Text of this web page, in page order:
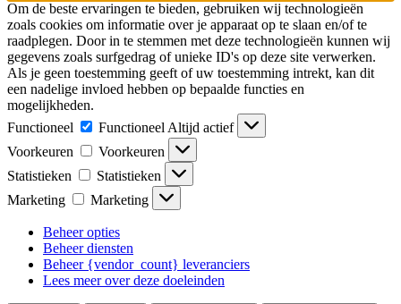
Om de beste ervaringen te bieden, gebruiken wij technologieën
zoals cookies om informatie over je apparaat op te slaan en/of te
raadplegen. Door in te stemmen met deze technologieën kunnen wij
gegevens zoals surfgedrag of unieke ID's op deze site verwerken.
Als je geen toestemming geeft of uw toestemming intrekt, kan dit
een nadelige invloed hebben op bepaalde functies en
mogelijkheden.
Functioneel
Functioneel Altijd actief
Voorkeuren
Voorkeuren
Statistieken
Statistieken
Marketing
Marketing
Beheer opties
Beheer diensten
Beheer {vendor_count} leveranciers
Lees meer over deze doeleinden